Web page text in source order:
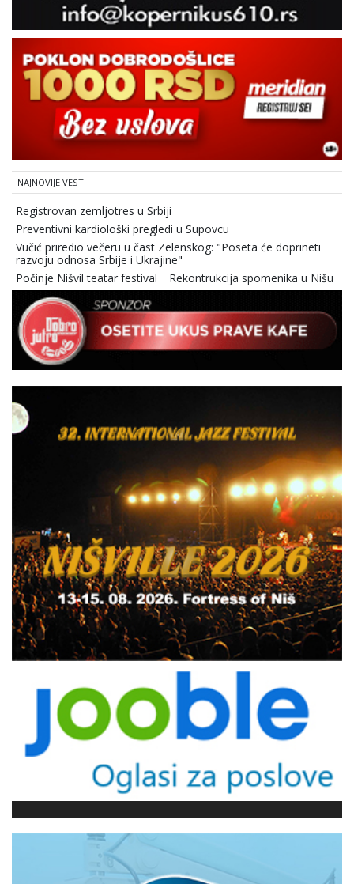
NAJNOVIJE VESTI
Registrovan zemljotres u Srbiji
Preventivni kardiološki pregledi u Supovcu
Vučić priredio večeru u čast Zelenskog: "Poseta će doprineti
razvoju odnosa Srbije i Ukrajine"
Počinje Nišvil teatar festival
Rekontrukcija spomenika u Nišu